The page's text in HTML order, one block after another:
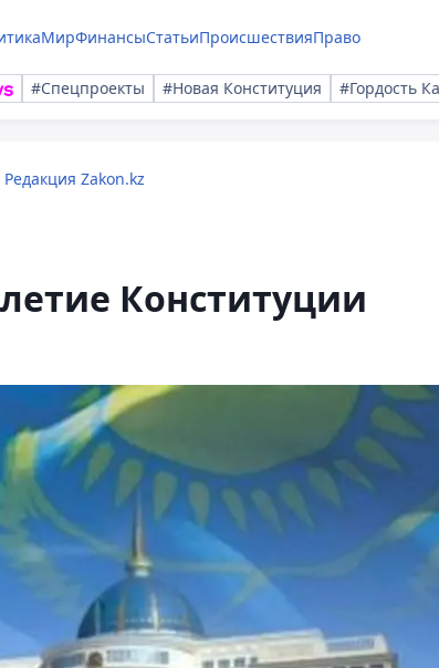
МирФинансыСтатьиПроисшествияПраво
#Спецпроекты #Новая Конституция #Гордость
Редакция Zakon.kz
Конституции